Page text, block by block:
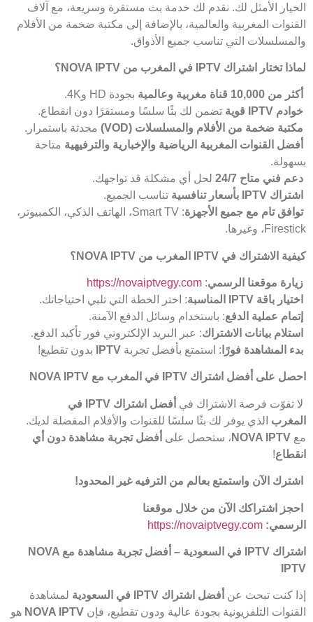
الخيار الأمثل لك. نقدم لك خدمة بث مستقرة وسريعة، مع آلاف
القنوات المغربية والعالمية، بالإضافة إلى مكتبة ضخمة من الأفلام
والمسلسلات التي تناسب جميع الأذواق.
لماذا تختار اشتراك في المغرب من NOVA IPTV ؟
أكثر من 10,000 قناة مغربية وعالمية
بجودة HD و4K.
خوادم
قوية تضمن لك بثًا سلسًا ومستقرًا دون انقطاع.
مكتبة ضخمة من الأفلام والمسلسلات (VOD)
محدثة باستمرار.
أفضل القنوات المغربية الرياضية والإخبارية والترفيهية متاحة
بسهولة.
دعم فني متاح 24/7
لحل أي مشكلة قد تواجهك.
اشتراك
بأسعار تنافسية تناسب الجميع.
توافق تام مع جميع الأجهزة
: Smart TV، الهاتف الذكي، الكمبيوتر،
Firestick، وغيرها.
كيفية الاشتراك في المغرب من NOVA IPTV ؟
زيارة موقعنا الرسمي:
https://novaiptvegy.com
اختيار باقة
المناسبة: اختر الخطة التي تلبي احتياجاتك.
إتمام عملية الدفع: باستخدام وسائل الدفع الآمنة.
استلام بيانات الاشتراك: عبر البريد الإلكتروني فور تأكيد الدفع.
بدء المشاهدة فورًا : استمتع بأفضل تجربة IPTV بدون تقطيع!
احصل على أفضل اشتراك في المغرب مع NOVA IPTV
لا تفوّت فرصة الاشتراك في أفضل اشتراك
في
المغرب الذي يوفر لك بثًا سلسًا للقنوات والأفلام المفضلة لديك.
مع NOVA IPTV ، ستحصل على أفضل تجربة مشاهدة دون أي
انقطاع!
اشترك الآن واستمتع بعالم من الترفيه غير المحدود!
احجز اشتراكك الآن من خلال موقعنا
الرسمي:
https://novaiptvegy.com
اشتراك في السعودية – أفضل تجربة مشاهدة مع NOVA
IPTV
إذا كنت تبحث عن أفضل اشتراك في السعودية لمشاهدة
القنوات التلفزيونية بجودة عالية ودون تقطيع، فإن NOVA IPTV هو